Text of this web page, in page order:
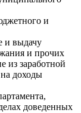
и
и выдачу
и прочих
из заработной
доходы
доведенных